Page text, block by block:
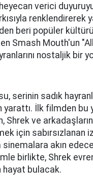
verici
renklendirerek
beri popüler
Smash Mouth'un
nostaljik bir
serinin sadık
yarattı. İlk filmden bu
Shrek ve
için sabırsızlanan
akın
birlikte, Shrek
hayat bulacak.